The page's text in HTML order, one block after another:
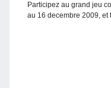
Participez au grand jeu
au 16 decembre 2009, et